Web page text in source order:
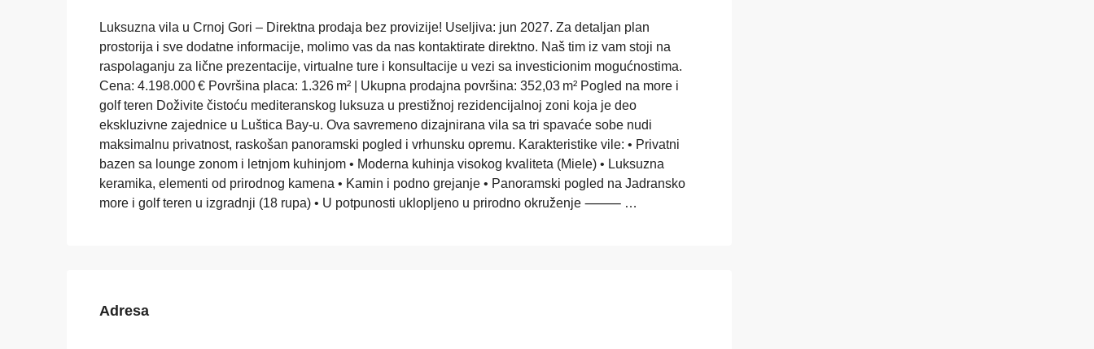
Luksuzna vila u Crnoj Gori – Direktna prodaja bez provizije! Useljiva: jun 2027. Za detaljan plan
prostorija i sve dodatne informacije, molimo vas da nas kontaktirate direktno. Naš tim iz vam stoji na
raspolaganju za lične prezentacije, virtualne ture i konsultacije u vezi sa investicionim mogućnostima.
Cena: 4.198.000 € Površina placa: 1.326 m² | Ukupna prodajna površina: 352,03 m² Pogled na more i
golf teren Doživite čistoću mediteranskog luksuza u prestižnoj rezidencijalnoj zoni koja je deo
ekskluzivne zajednice u Luštica Bay-u. Ova savremeno dizajnirana vila sa tri spavaće sobe nudi
maksimalnu privatnost, raskošan panoramski pogled i vrhunsku opremu. Karakteristike vile: • Privatni
bazen sa lounge zonom i letnjom kuhinjom • Moderna kuhinja visokog kvaliteta (Miele) • Luksuzna
keramika, elementi od prirodnog kamena • Kamin i podno grejanje • Panoramski pogled na Jadransko
more i golf teren u izgradnji (18 rupa) • U potpunosti uklopljeno u prirodno okruženje ⸻ …
Adresa